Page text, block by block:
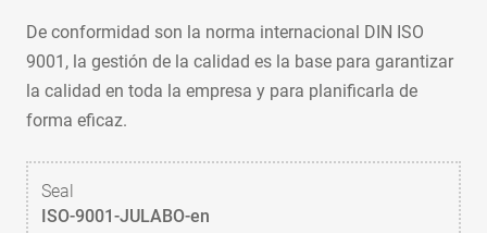
De conformidad son la norma internacional DIN ISO
9001, la gestión de la calidad es la base para garantizar
la calidad en toda la empresa y para planificarla de
forma eficaz.
Seal
ISO-9001-JULABO-en